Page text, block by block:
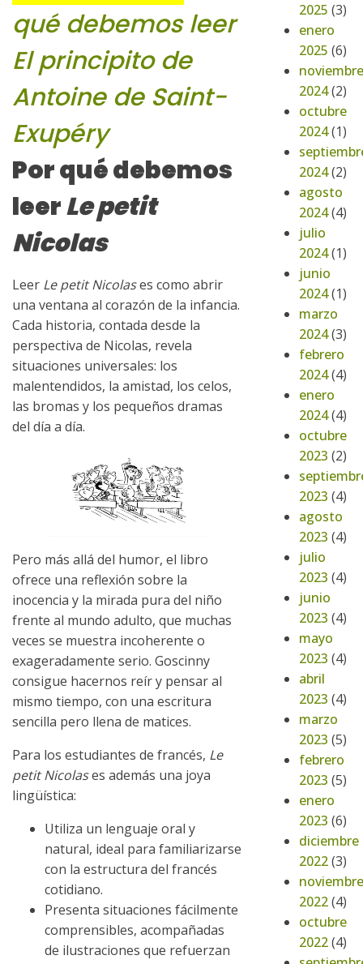
qué debemos leer
El principito de
Antoine de Saint-
Exupéry
Por qué debemos
leerLe petit
Nicolas
Leer Le petit Nicolases como abrir
una ventana al corazón de la infancia.
Cada historia, contada desde la
perspectiva de Nicolas, revela
situaciones universales: los
malentendidos, la amistad, los celos,
las bromas y los pequeños dramas
del día a día.
Pero más allá del humor, el libro
ofrece una reflexión sobre la
inocencia y la mirada pura del niño
frente al mundo adulto, que muchas
veces se muestra incoherente o
exageradamente serio. Goscinny
consigue hacernos reír y pensar al
mismo tiempo, con una escritura
sencilla pero llena de matices.
Para los estudiantes de francés, Le
petit Nicolases además una joya
lingüística:
Utiliza un lenguaje oral y
natural, ideal para familiarizarse
con la estructura del francés
cotidiano.
Presenta situaciones fácilmente
comprensibles, acompañadas
de ilustraciones que refuerzan
2025 (3)
enero
2025 (6)
noviembre
2024(2)
octubre
2024(1)
2024(2)
agosto
2024(4)
julio
2024(1)
junio
2024(1)
marzo
2024(3)
febrero
2024(4)
enero
2024(4)
octubre
2023 (2)
2023 (4)
agosto
2023 (4)
julio
2023 (4)
junio
2023 (4)
mayo
2023 (4)
abril
2023 (4)
marzo
2023 (5)
febrero
2023 (5)
enero
2023 (6)
diciembre
2022(3)
noviembre
2022(4)
octubre
2022(4)